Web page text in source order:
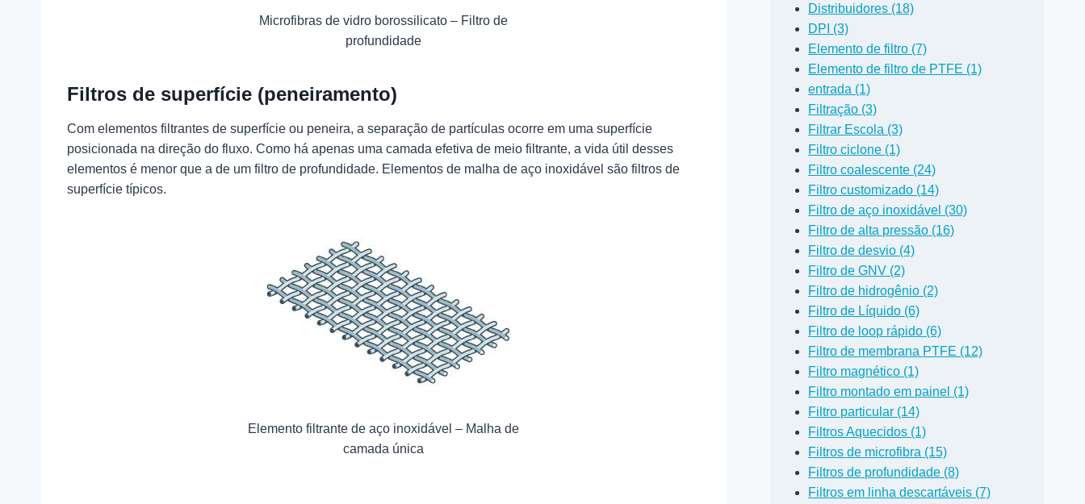
Microfibras de vidro borossilicato – Filtro de
profundidade
Filtros de superfície (peneiramento)
Com elementos filtrantes de superfície ou peneira, a separação de partículas ocorre em uma superfície
posicionada na direção do fluxo. Como há apenas uma camada efetiva de meio filtrante, a vida útil desses
elementos é menor que a de um filtro de profundidade. Elementos de malha de aço inoxidável são filtros de
superfície típicos.
Elemento filtrante de aço inoxidável – Malha de
camada única
Distribuidores (18)
DPI (3)
Elemento de filtro (7)
Elemento de filtro de PTFE (1)
entrada (1)
Filtração (3)
Filtrar Escola (3)
Filtro ciclone (1)
Filtro coalescente (24)
Filtro customizado (14)
Filtro de aço inoxidável (30)
Filtro de alta pressão (16)
Filtro de desvio (4)
Filtro de GNV (2)
Filtro de hidrogênio (2)
Filtro de Líquido (6)
Filtro de loop rápido (6)
Filtro de membrana PTFE (12)
Filtro magnético (1)
Filtro montado em painel (1)
Filtro particular (14)
Filtros Aquecidos (1)
Filtros de microfibra (15)
Filtros de profundidade (8)
Filtros em linha descartáveis (7)